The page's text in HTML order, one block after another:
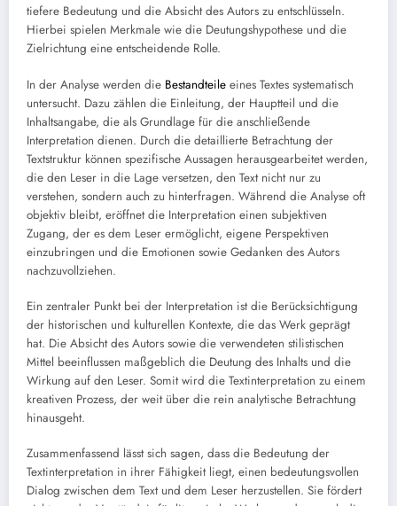
tiefere Bedeutung und die Absicht des Autors zu entschlüsseln.
Hierbei spielen Merkmale wie die Deutungshypothese und die
Zielrichtung eine entscheidende Rolle.
In der Analyse werden die Bestandteile eines Textes systematisch
untersucht. Dazu zählen die Einleitung, der Hauptteil und die
Inhaltsangabe, die als Grundlage für die anschließende
Interpretation dienen. Durch die detaillierte Betrachtung der
Textstruktur können spezifische Aussagen herausgearbeitet werden,
die den Leser in die Lage versetzen, den Text nicht nur zu
verstehen, sondern auch zu hinterfragen. Während die Analyse oft
objektiv bleibt, eröffnet die Interpretation einen subjektiven
Zugang, der es dem Leser ermöglicht, eigene Perspektiven
einzubringen und die Emotionen sowie Gedanken des Autors
nachzuvollziehen.
Ein zentraler Punkt bei der Interpretation ist die Berücksichtigung
der historischen und kulturellen Kontexte, die das Werk geprägt
hat. Die Absicht des Autors sowie die verwendeten stilistischen
Mittel beeinflussen maßgeblich die Deutung des Inhalts und die
Wirkung auf den Leser. Somit wird die Textinterpretation zu einem
kreativen Prozess, der weit über die rein analytische Betrachtung
hinausgeht.
Zusammenfassend lässt sich sagen, dass die Bedeutung der
Textinterpretation in ihrer Fähigkeit liegt, einen bedeutungsvollen
Dialog zwischen dem Text und dem Leser herzustellen. Sie fördert